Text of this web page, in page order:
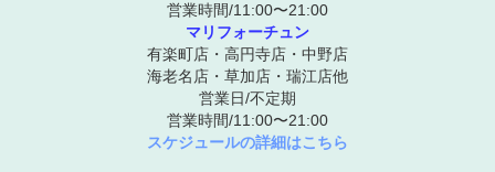
営業時間/11:00〜21:00
マリフォーチュン
有楽町店・高円寺店・中野店
海老名店・草加店・瑞江店他
営業日/不定期
営業時間/11:00〜21:00
スケジュールの詳細はこちら